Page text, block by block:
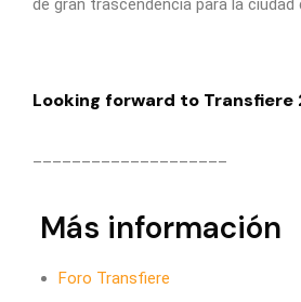
de gran trascendencia para la ciudad
Looking forward to Transfiere
Más información
Foro Transfiere